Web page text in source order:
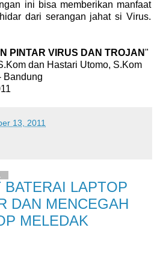
ini bisa memberikan manfaat
dari serangan jahat si Virus.
PINTAR VIRUS DAN TROJAN"
dan Hastari Utomo, S.Kom
Bandung
13, 2011
LAPTOP
DAN MENCEGAH
MELEDAK